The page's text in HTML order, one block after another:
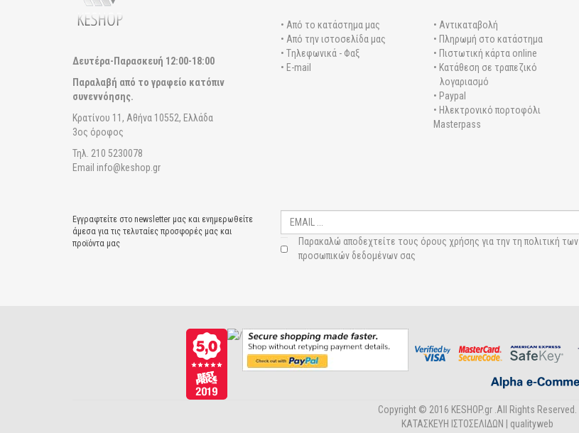
Δευτέρα-Παρασκευή 12:00-18:00
Παραλαβή από το γραφείο κατόπιν
συνεννόησης.
Κρατίνου 11, Αθήνα 10552, Ελλάδα
3ος όροφος
Τηλ. 210 5230078
Email info@keshop.gr
• Από το κατάστημα μας
• Από την ιστοσελίδα μας
• Tηλεφωνικά - Φαξ
• E-mail
• Αντικαταβολή
• Πληρωμή στο κατάστημα
• Πιστωτική κάρτα online
• Κατάθεση σε τραπεζικό
λογαριασμό
• Paypal
• Ηλεκτρονικό πορτοφόλι
Masterpass
Εγγραφτείτε στο newsletter μας και ενημερωθείτε
άμεσα για τις τελυταίες προσφορές μας και
προϊόντα μας
Παρακαλώ αποδεχτείτε τους όρους χρήσης για την τη πολιτική των
προσωπικών δεδομένων σας
Copyright © 2016 KESHOP.gr .All Rights Reserved.
ΚΑΤΑΣΚΕΥΗ ΙΣΤΟΣΕΛΙΔΩΝ |
qualityweb